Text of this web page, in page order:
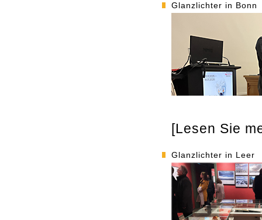
Glanzlichter in Bonn
[Lesen Sie
Glanzlichter in Leer